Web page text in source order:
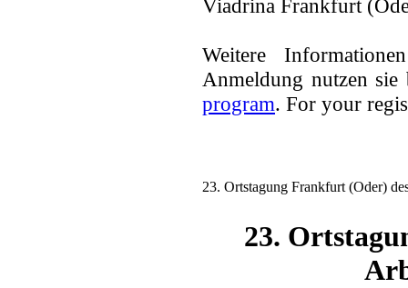
Viadrina Frankfurt
Weitere
Anmeldung nutzen
program. For your
23. Ortstagung Frankfurt (Oder)
23.